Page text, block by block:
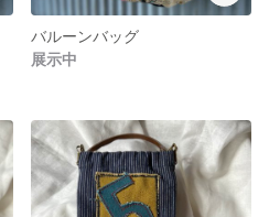
バルーンバッグ
展示中